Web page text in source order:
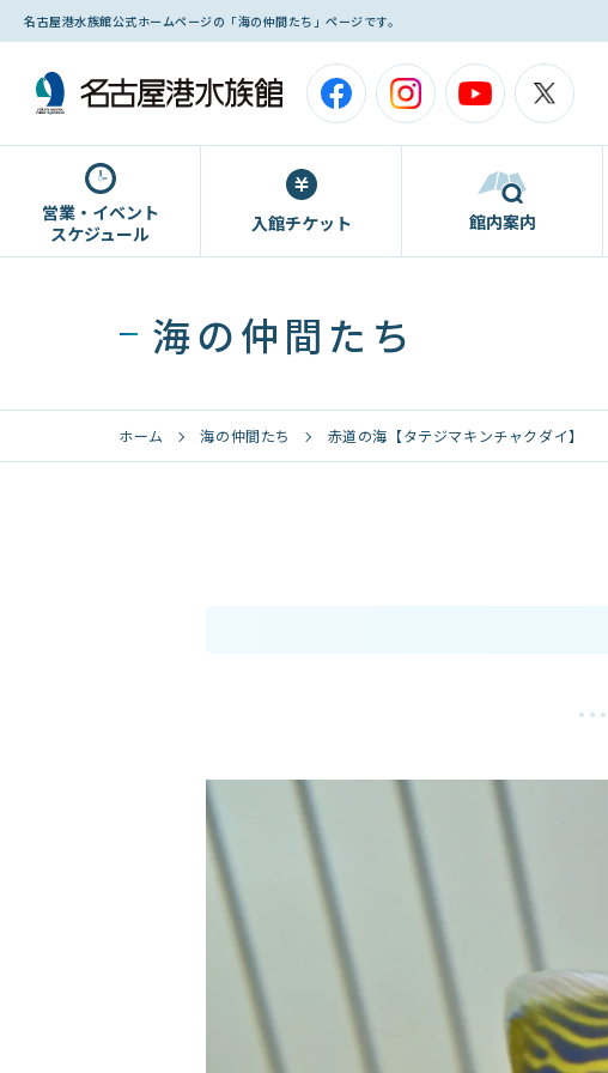
名古屋港水族館公式ホームページの「海の仲間たち」ページです。
営業・イベント
スケジュール
入館チケット 館内案内
海の仲間たち
ホーム 海の仲間たち 赤道の海【タテジマキンチャクダイ】